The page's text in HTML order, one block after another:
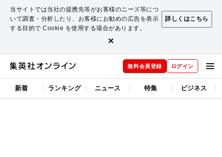
当サイトでは当社の提携先等がお客様のニーズ等につ
いて調査・分析したり、お客様にお勧めの広告を表示
する目的で Cookie を使用する場合があります。
詳しくはこちら
×
無料会員登録 ログイン
新着 ランキング ニュース 特集 ビジネス